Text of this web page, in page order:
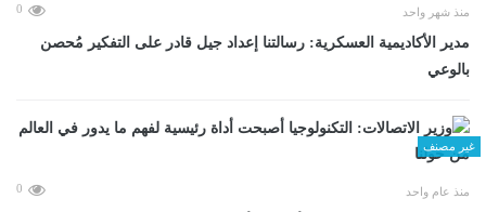
منذ شهر واحد 0
مدير الأكاديمية العسكرية: رسالتنا إعداد جيل قادر على التفكير مُحصن
بالوعي
غير مصنف
منذ عام واحد 0